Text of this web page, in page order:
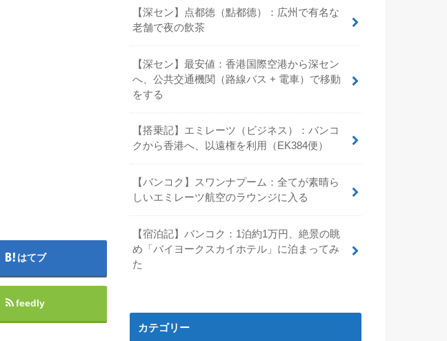
はてブ
feedly
【深セン】点都徳（點都德）：広州で有名な
老舗で夜の飲茶
【深セン】最安値：香港国際空港から深セン
へ、公共交通機関（路線バス + 電車）で移動
をする
【搭乗記】エミレーツ（ビジネス）：バンコ
クから香港へ、以遠権を利用（EK384便）
【バンコク】スワンナプーム：全てが素晴ら
しいエミレーツ航空のラウンジに入る
【宿泊記】バンコク：1泊約1万円、絶景の眺
め「バイヨークスカイホテル」に泊まってみ
た
カテゴリー